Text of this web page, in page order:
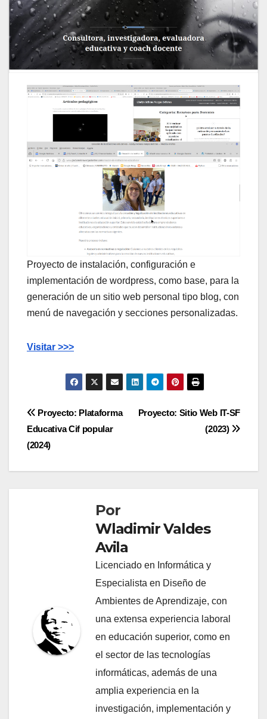
Proyecto de instalación, configuración e
implementación de wordpress, como base, para la
generación de un sitio web personal tipo blog, con
menú de navegación y secciones personalizadas.
Visitar >>>
Navegación
de
entradas
Proyecto: Sitio Web IT-SF
(2023)
Proyecto: Plataforma
Educativa Cif popular
(2024)
Por
Wladimir Valdes
Avila
Licenciado en Informática y
Especialista en Diseño de
Ambientes de Aprendizaje, con
una extensa experiencia laboral
en educación superior, como en
el sector de las tecnologías
informáticas, además de una
amplia experiencia en la
investigación, implementación y